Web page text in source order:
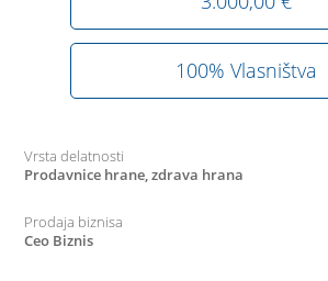
100% Vlasništva
Vrsta delatnosti
Prodavnice hrane, zdrava hrana
Prodaja biznisa
Ceo Biznis